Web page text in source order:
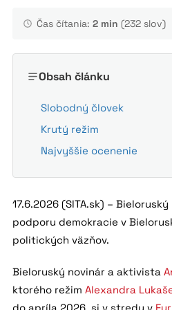
Čas čítania: 2 min (232 slov)
Obsah článku
Slobodný človek
Krutý režim
Najvyššie ocenenie
17.6.2026 (SITA.sk) –
podporu demokracie v
politických väzňov.
Bieloruský novinár a aktivista
ktorého režim Alexandra